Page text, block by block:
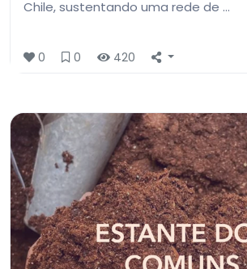
Chile, sustentando uma rede de …
0 0 420